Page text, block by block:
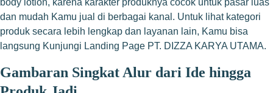
body lotion, karena karakter produknya cocok untuk pasar luas
dan mudah Kamu jual di berbagai kanal. Untuk lihat kategori
produk secara lebih lengkap dan layanan lain, Kamu bisa
langsung Kunjungi Landing Page PT. DIZZA KARYA UTAMA.
Gambaran Singkat Alur dari Ide hingga